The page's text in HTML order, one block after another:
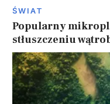
ŚWIAT
Popularny
stłuszczeniu